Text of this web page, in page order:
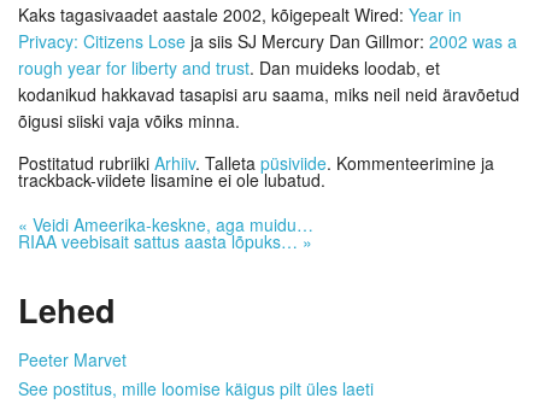
Kaks tagasivaadet aastale 2002, kõigepealt Wired: Year in
Privacy: Citizens Lose ja siis SJ Mercury Dan Gillmor: 2002 was a
rough year for liberty and trust. Dan muideks loodab, et
kodanikud hakkavad tasapisi aru saama, miks neil neid äravõetud
õigusi siiski vaja võiks minna.
Postitatud rubriiki Arhiiv. Talleta püsiviide. Kommenteerimine ja
trackback-viidete lisamine ei ole lubatud.
« Veidi Ameerika-keskne, aga muidu…
RIAA veebisait sattus aasta lõpuks… »
Lehed
Peeter Marvet
See postitus, mille loomise käigus pilt üles laeti